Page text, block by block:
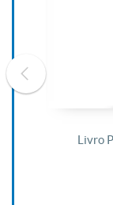
Livro